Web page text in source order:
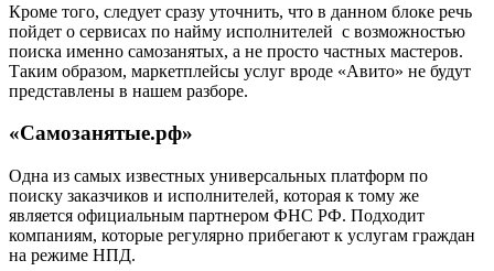
Кроме того, следует сразу уточнить, что в данном блоке речь
пойдет о сервисах по найму исполнителей с возможностью
поиска именно самозанятых, а не просто частных мастеров.
Таким образом, маркетплейсы услуг вроде «Авито» не будут
представлены в нашем разборе.
«Самозанятые.рф»
Одна из самых известных универсальных платформ по
поиску заказчиков и исполнителей, которая к тому же
является официальным партнером ФНС РФ. Подходит
компаниям, которые регулярно прибегают к услугам граждан
на режиме НПД.